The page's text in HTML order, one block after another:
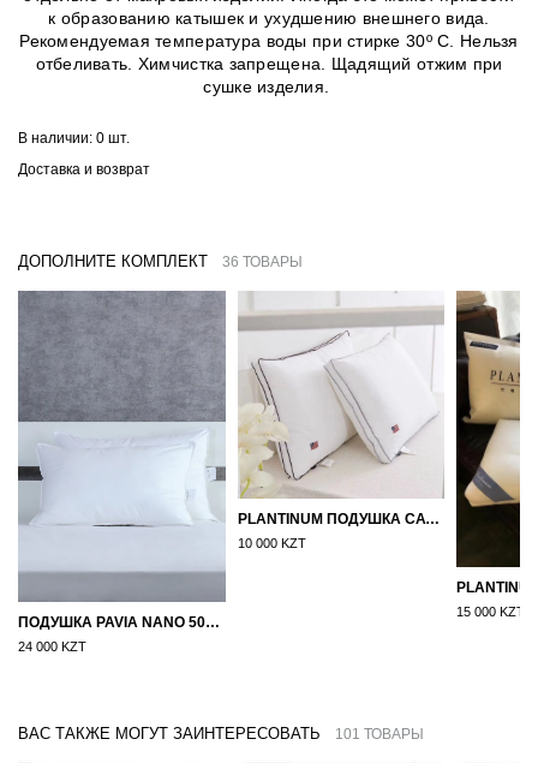
к образованию катышек и ухудшению внешнего вида.
Рекомендуемая температура воды при стирке 30º C. Нельзя
отбеливать. Химчистка запрещена. Щадящий отжим при
сушке изделия.
В наличии: 0 шт.
Доставка и возврат
ДОПОЛНИТЕ КОМПЛЕКТ 36 ТОВАРЫ
ПОДУШКА PAVIA NANO 50X70
24 000 KZT
PLANTINUM ПОДУШКА САТИН, ШЕЛК 50Х70
10 000 KZT
15 000 KZT
ВАС ТАКЖЕ МОГУТ ЗАИНТЕРЕСОВАТЬ 101 ТОВАРЫ